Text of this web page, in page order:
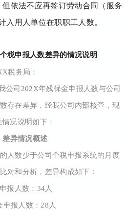
依法不应再签订劳动合同（服务
入用人单位在职职工人数。
税申报人数差异的情况说明
税务局：
公司202X年残保金申报人数与公司
存在差异，经我公司内部核查，现
情况说明如下：
差异情况概述
人数少于公司个税申报系统的月度
对和分析，差异构成如下：
报人数：34人
申报人数：28人